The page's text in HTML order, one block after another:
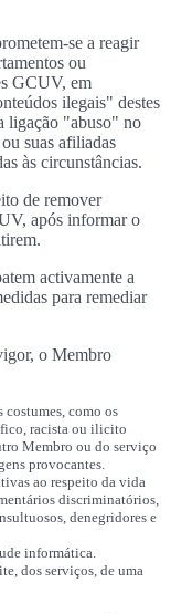
se a reagir
ou
GCUV, em
ilegais" destes
ligação "abuso" no
suas afiliadas
às circunstâncias.
de remover
após informar o
activamente a
para remediar
o Membro
costumes, como os
racista ou ilicito
Membro ou do serviço
provocantes.
ao respeito da vida
discriminatórios,
denegridores e
informática.
dos serviços, de uma